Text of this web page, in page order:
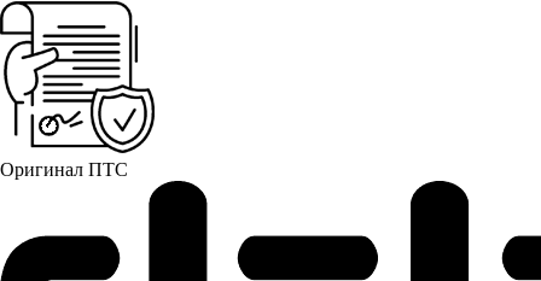
Оригинал ПТС